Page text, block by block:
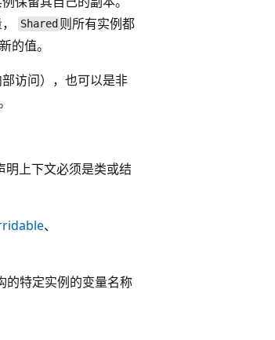
Shared 则所有实例都
的值。
访问），也可以是非
明上下文必须是类或结
、
的特定实例的变量名称